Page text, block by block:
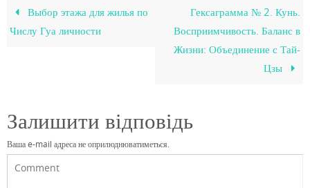
Выбор этажа для жилья по
Числу Гуа личности
Гексаграмма № 2. Кунь.
Восприимчивость. Баланс в
Жизни: Объединение с Тай-
Цзы
Залишити відповідь
Ваша e-mail адреса не оприлюднюватиметься.